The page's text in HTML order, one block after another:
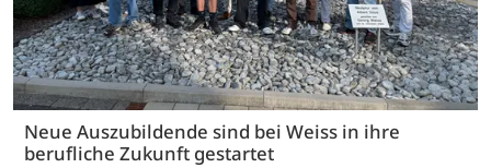
Neue Auszubildende sind bei Weiss in ihre
berufliche Zukunft gestartet